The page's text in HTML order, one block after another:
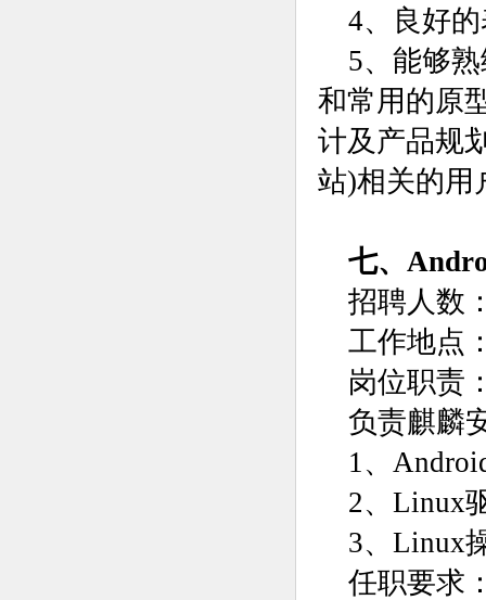
4、良好
5、能够
和常用的原
计及产品规
站)相关的用
七、
招聘人数
工作地点
岗位职责
负责麒麟
1、
2、Linux
3、Linux
任职要求